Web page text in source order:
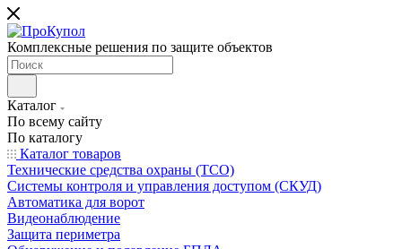
Комплексные решения по защите объектов
Каталог
По всему сайту
По каталогу
Каталог товаров
Технические средства охраны (ТСО)
Системы контроля и управления доступом (СКУД)
Автоматика для ворот
Видеонаблюдение
Защита периметра